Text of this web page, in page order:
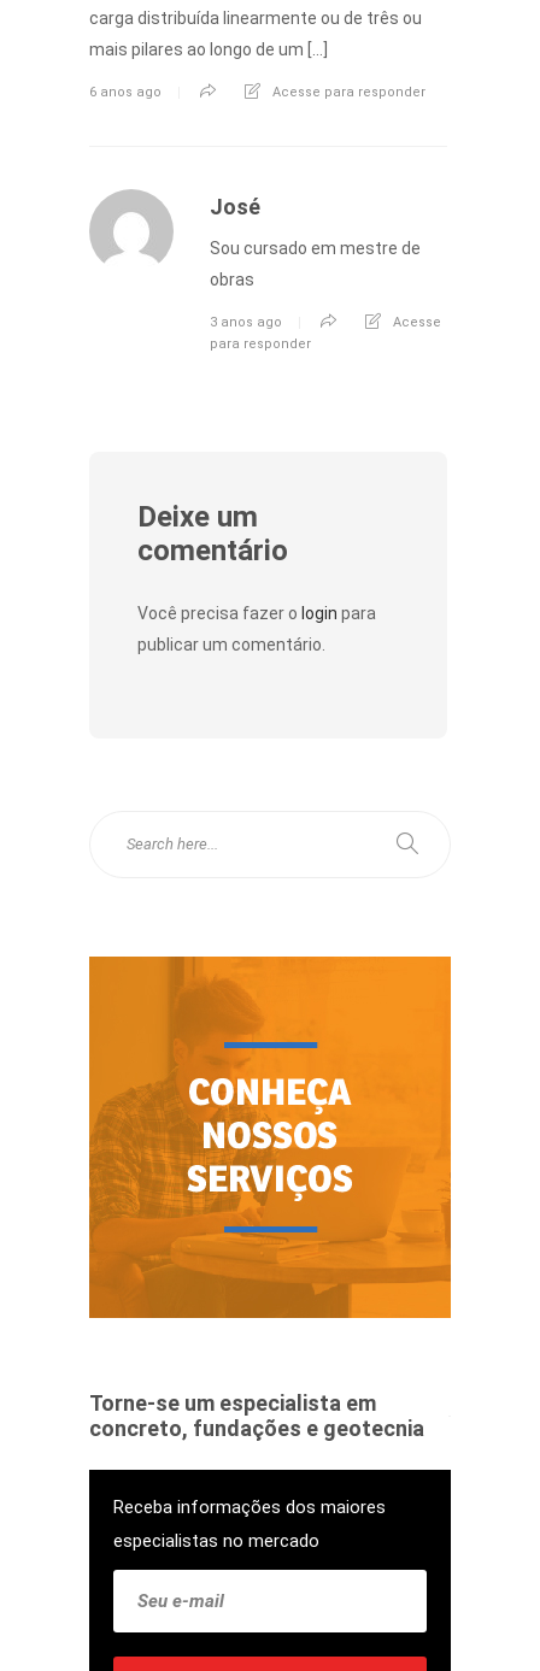
carga distribuída linearmente ou de três ou
mais pilares ao longo de um […]
6 anos ago Acesse para responder
José
Sou cursado em mestre de
obras
3 anos ago
Acesse
para responder
Deixe um
comentário
Você precisa fazer o login para
publicar um comentário.
Torne-se um especialista em
concreto, fundações e geotecnia
Receba informações dos maiores
especialistas no mercado